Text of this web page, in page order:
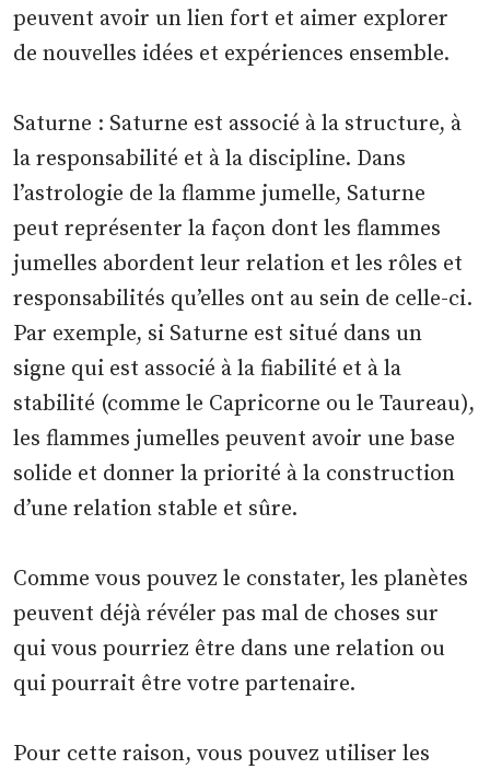
peuvent avoir un lien fort et aimer explorer
de nouvelles idées et expériences ensemble.
Saturne : Saturne est associé à la structure, à
la responsabilité et à la discipline. Dans
l’astrologie de la flamme jumelle, Saturne
peut représenter la façon dont les flammes
jumelles abordent leur relation et les rôles et
responsabilités qu’elles ont au sein de celle-ci.
Par exemple, si Saturne est situé dans un
signe qui est associé à la fiabilité et à la
stabilité (comme le Capricorne ou le Taureau),
les flammes jumelles peuvent avoir une base
solide et donner la priorité à la construction
d’une relation stable et sûre.
Comme vous pouvez le constater, les planètes
peuvent déjà révéler pas mal de choses sur
qui vous pourriez être dans une relation ou
qui pourrait être votre partenaire.
Pour cette raison, vous pouvez utiliser les